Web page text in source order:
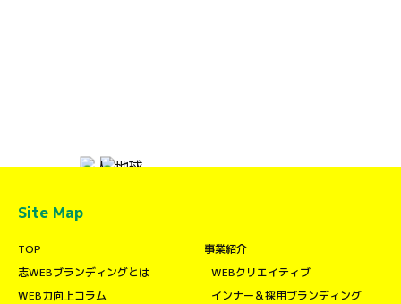
Site Map
TOP
志WEBブランディングとは
WEB力向上コラム
事業紹介
WEBクリエイティブ
インナー＆採用ブランディング